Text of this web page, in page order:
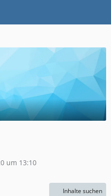
um 13:10
Inhalte suchen